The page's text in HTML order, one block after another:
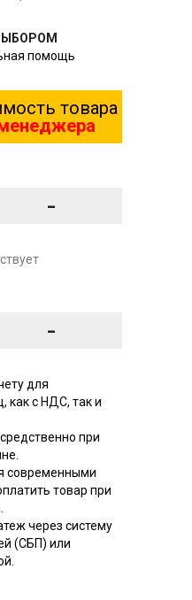
помощь
товара
-
-
для
как с НДС, так и
при
современными
товар при
через систему
(СБП) или